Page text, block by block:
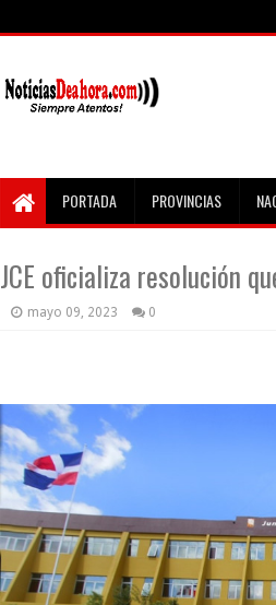
PORTADA PROVINCIAS
JCE oficializa resolución
mayo 09, 2023 0